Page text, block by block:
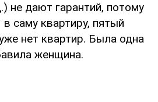
не дают гарантий, потому
саму квартиру, пятый
нет квартир. Была одна
женщина.